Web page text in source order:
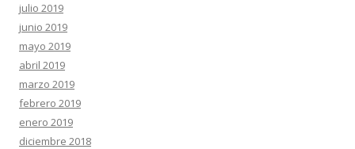
julio 2019
junio 2019
mayo 2019
abril 2019
marzo 2019
febrero 2019
enero 2019
diciembre 2018